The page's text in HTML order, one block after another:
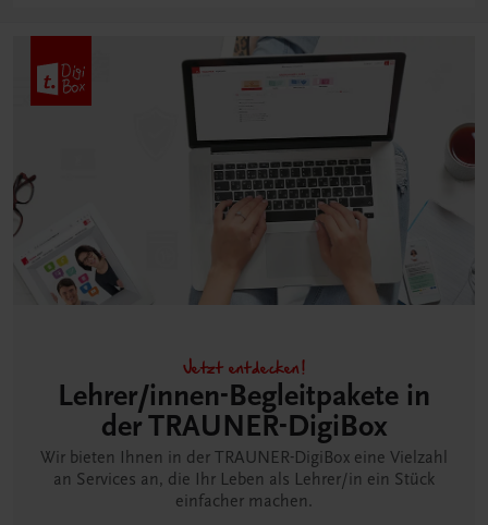
Jetzt entdecken!
Lehrer/innen-Begleitpakete in
der TRAUNER-DigiBox
Wir bieten Ihnen in der TRAUNER-DigiBox eine Vielzahl
an Services an, die Ihr Leben als Lehrer/in ein Stück
einfacher machen.